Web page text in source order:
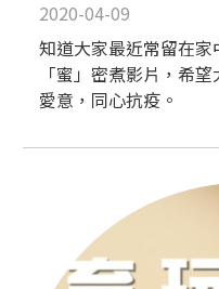
2020-04-09
知道大家最近常留在
「蜜」密煮影片，希
愛意，同心抗疫。